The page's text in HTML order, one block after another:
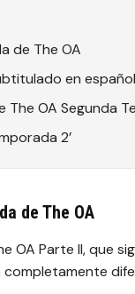
de The OA
en español
OA Segunda
2’
de The OA
OA Parte II, que